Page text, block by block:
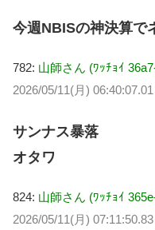
今週NBISの神決算で
782: 山師さん (ﾜｯﾁｮｲ
2026/05/11(月)
サンナス暴落
オタワ
824: 山師さん (ﾜｯﾁｮｲ
2026/05/11(月)